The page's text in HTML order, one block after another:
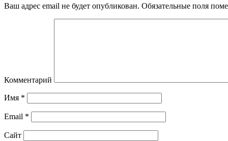
Ваш адрес email не будет опубликован. Обязательные поля
Комментарий
Имя *
Email *
Сайт